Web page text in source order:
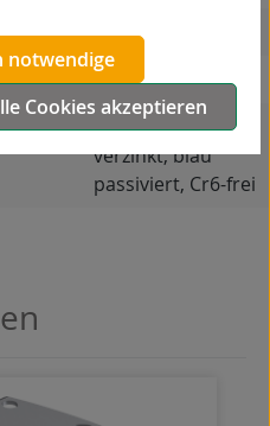
Bockrolle
Stahlblech
galvanisch
verzinkt, blau
passiviert, Cr6-frei
notwendige
Cookies akzeptieren